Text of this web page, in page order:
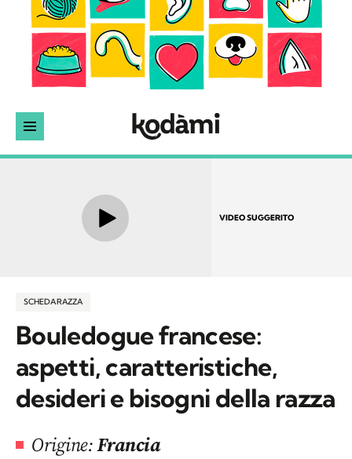
VIDEO SUGGERITO
SCHEDA RAZZA
Bouledogue francese:
aspetti, caratteristiche,
desideri e bisogni della razza
Origine:Francia